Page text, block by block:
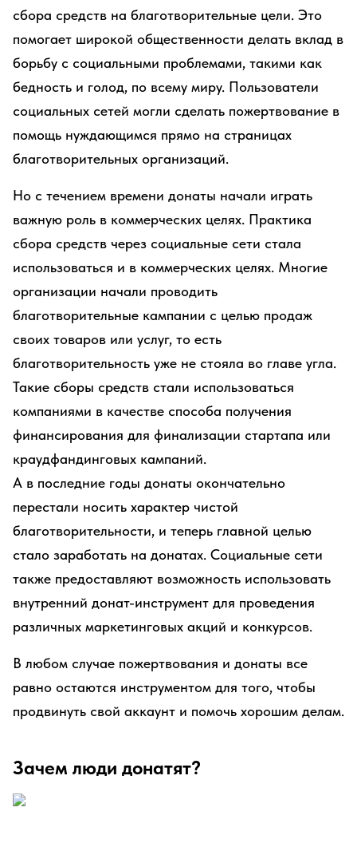
сбора средств на благотворительные цели. Это
помогает широкой общественности делать вклад в
борьбу с социальными проблемами, такими как
бедность и голод, по всему миру. Пользователи
социальных сетей могли сделать пожертвование в
помощь нуждающимся прямо на страницах
благотворительных организаций.
Но с течением времени донаты начали играть
важную роль в коммерческих целях. Практика
сбора средств через социальные сети стала
использоваться и в коммерческих целях. Многие
организации начали проводить
благотворительные кампании с целью продаж
своих товаров или услуг, то есть
благотворительность уже не стояла во главе угла.
Такие сборы средств стали использоваться
компаниями в качестве способа получения
финансирования для финализации стартапа или
краудфандинговых кампаний.
А в последние годы донаты окончательно
перестали носить характер чистой
благотворительности, и теперь главной целью
стало заработать на донатах. Социальные сети
также предоставляют возможность использовать
внутренний донат-инструмент для проведения
различных маркетинговых акций и конкурсов.
В любом случае пожертвования и донаты все
равно остаются инструментом для того, чтобы
продвинуть свой аккаунт и помочь хорошим делам.
Зачем люди донатят?